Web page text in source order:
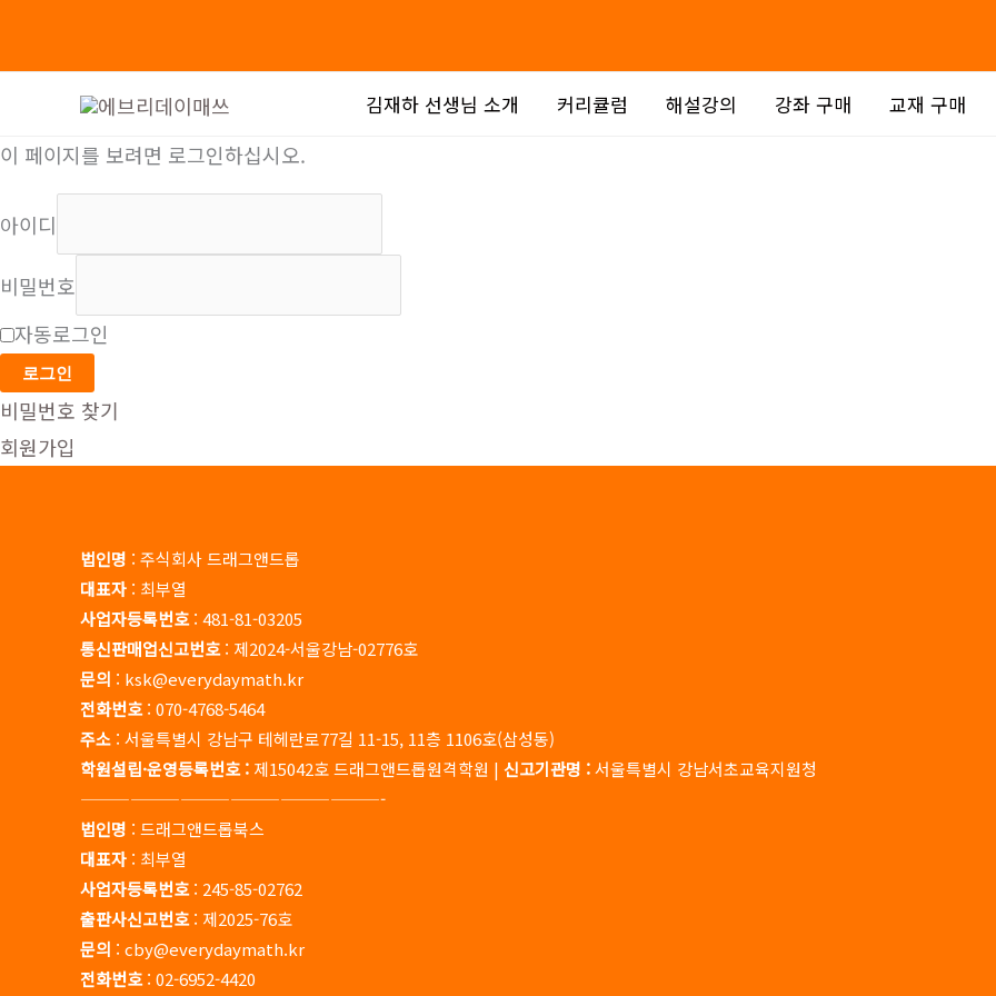
건
뛰
기
김재하 선생님 소개 커리큘럼 해설강의 강좌 구매 교재 구매
이 페이지를 보려면 로그인하십시오.
아이디
비밀번호
자동로그인
로그인
비밀번호 찾기
회원가입
법인명 : 주식회사 드래그앤드롭
대표자 : 최부열
사업자등록번호: 481-81-03205
통신판매업신고번호: 제2024-서울강남-02776호
문의 : ksk@everydaymath.kr
전화번호: 070-4768-5464
주소 : 서울특별시 강남구 테헤란로77길 11-15, 11층 1106호(삼성동)
학원설립·운영등록번호 : 제15042호 드래그앤드롭원격학원 | 신고기관명 :서울특별시 강남서초교육지원청
——————————————————-
법인명 : 드래그앤드롭북스
대표자 : 최부열
사업자등록번호: 245-85-02762
출판사신고번호: 제2025-76호
문의 : cby@everydaymath.kr
전화번호: 02-6952-4420